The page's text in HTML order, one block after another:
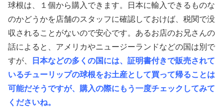
球根は、１個から購入できます。日本に輸入できるものな
のかどうかを店舗のスタッフに確認しておけば、税関で没
収されることがないので安心です。あるお店のお兄さんの
話によると、アメリカやニュージーランドなどの国は別で
すが、
日本などの多くの国には、証明書付きで販売されて
いるチューリップの球根をお土産として買って帰ることは
可能だそうですが、購入の際にもう一度チェックしてみて
くださいね。